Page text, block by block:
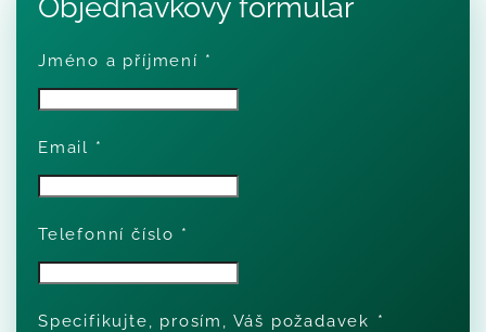
Jméno a příjmení *
Email *
Telefonní číslo *
Specifikujte, prosím, Váš požadavek *